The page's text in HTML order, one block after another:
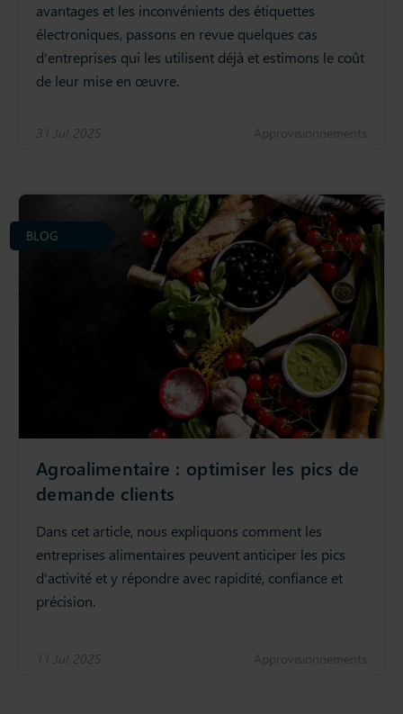
avantages et les inconvénients des étiquettes
électroniques, passons en revue quelques cas
d'entreprises qui les utilisent déjà et estimons le coût
de leur mise en œuvre.
31 Jul 2025 Approvisionnements
Agroalimentaire : optimiser les pics de
demande clients
Dans cet article, nous expliquons comment les
entreprises alimentaires peuvent anticiper les pics
d'activité et y répondre avec rapidité, confiance et
précision.
11 Jul 2025 Approvisionnements
BLOG